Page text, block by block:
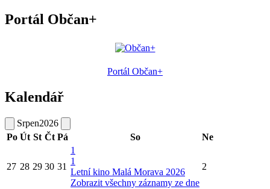
Portál Občan+
Portál Občan+
Kalendář
Srpen2026
Po Út St Čt Pá So Ne
27 28 29 30 31
1
1
Letní kino Malá Morava 2026
Zobrazit všechny záznamy ze dne
2